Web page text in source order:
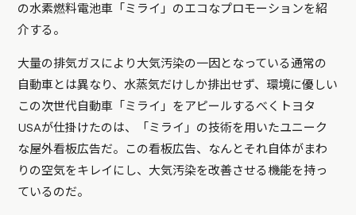
の水素燃料電池車「ミライ」のエコなプロモーションを紹
介する。
大量の排気ガスにより大気汚染の一因となっている通常の
自動車とは異なり、水蒸気だけしか排出せず、環境に優しい
この次世代自動車「ミライ」をアピールするべくトヨタ
USAが仕掛けたのは、「ミライ」の技術を用いたユニーク
な屋外看板広告だ。この看板広告、なんとそれ自体がまわ
りの空気をキレイにし、大気汚染を改善させる機能を持っ
ているのだ。